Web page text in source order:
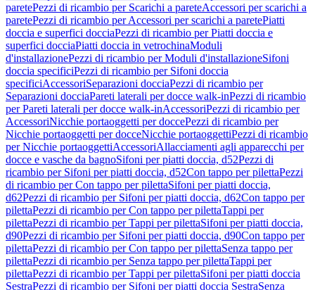
paretePezzi di ricambio per Scarichi a pareteAccessori per scarichi a
paretePezzi di ricambio per Accessori per scarichi a paretePiatti
doccia e superfici docciaPezzi di ricambio per Piatti doccia e
superfici docciaPiatti doccia in vetrochinaModuli
d'installazionePezzi di ricambio per Moduli d'installazioneSifoni
doccia specificiPezzi di ricambio per Sifoni doccia
specificiAccessoriSeparazioni docciaPezzi di ricambio per
Separazioni docciaPareti laterali per docce walk-inPezzi di ricambio
per Pareti laterali per docce walk-inAccessoriPezzi di ricambio per
AccessoriNicchie portaoggetti per doccePezzi di ricambio per
Nicchie portaoggetti per docceNicchie portaoggettiPezzi di ricambio
per Nicchie portaoggettiAccessoriAllacciamenti agli apparecchi per
docce e vasche da bagnoSifoni per piatti doccia, d52Pezzi di
ricambio per Sifoni per piatti doccia, d52Con tappo per pilettaPezzi
di ricambio per Con tappo per pilettaSifoni per piatti doccia,
d62Pezzi di ricambio per Sifoni per piatti doccia, d62Con tappo per
pilettaPezzi di ricambio per Con tappo per pilettaTappi per
pilettaPezzi di ricambio per Tappi per pilettaSifoni per piatti doccia,
d90Pezzi di ricambio per Sifoni per piatti doccia, d90Con tappo per
pilettaPezzi di ricambio per Con tappo per pilettaSenza tappo per
pilettaPezzi di ricambio per Senza tappo per pilettaTappi per
pilettaPezzi di ricambio per Tappi per pilettaSifoni per piatti doccia
SestraPezzi di ricambio per Sifoni per piatti doccia SestraSenza